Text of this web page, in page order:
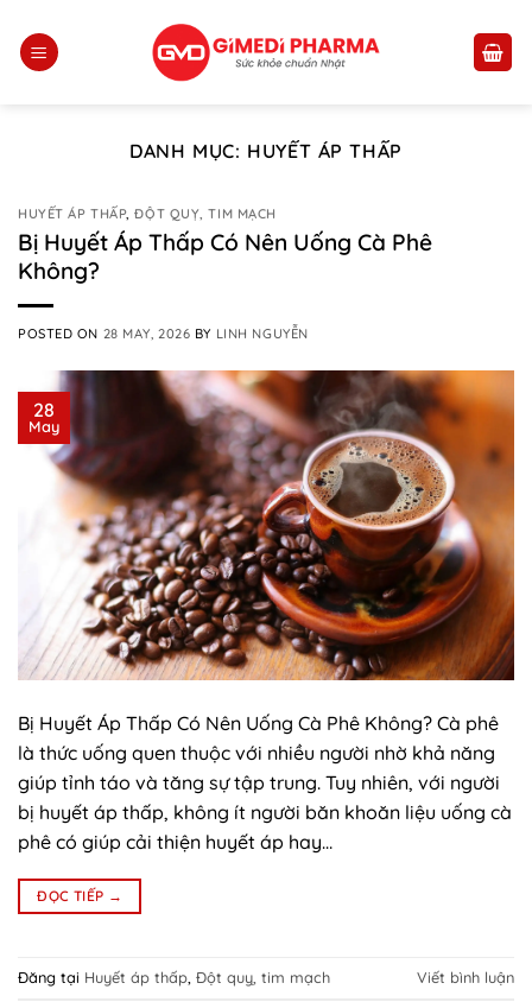
content
DANH MỤC: HUYẾT ÁP THẤP
HUYẾT ÁP THẤP,ĐỘT QUỴ, TIM MẠCH
Bị Huyết Áp Thấp Có Nên Uống Cà Phê
Không?
POSTED ON 28 MAY, 2026 BY LINH NGUYỄN
28
May
Bị Huyết Áp Thấp Có Nên Uống Cà Phê Không? Cà phê
là thức uống quen thuộc với nhiều người nhờ khả năng
giúp tỉnh táo và tăng sự tập trung. Tuy nhiên, với người
bị huyết áp thấp, không ít người băn khoăn liệu uống cà
phê có giúp cải thiện huyết áp hay…
ĐỌC TIẾP →
Đăng tại Huyết áp thấp, Đột quỵ, tim mạch Viết bình luận